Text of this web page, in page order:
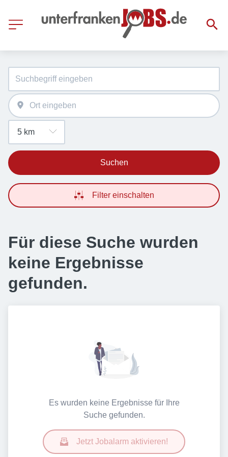
Suchen
Filter einschalten
Für diese Suche wurden
keine Ergebnisse
gefunden.
Es wurden keine Ergebnisse für Ihre
Suche gefunden.
Jetzt Jobalarm aktivieren!